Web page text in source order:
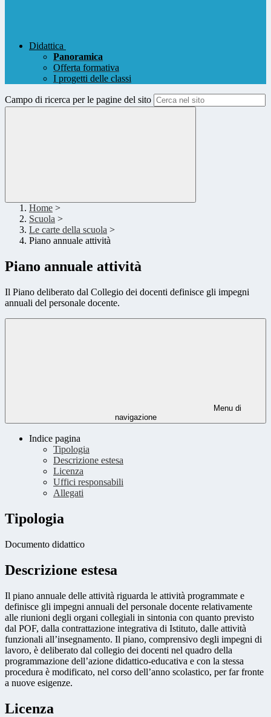
Didattica
Panoramica
Offerta formativa
I progetti delle classi
Campo di ricerca per le pagine del sito
Home >
Scuola >
Le carte della scuola >
Piano annuale attività
Piano annuale attività
Il Piano deliberato dal Collegio dei docenti definisce gli impegni
annuali del personale docente.
Menu di
navigazione
Indice pagina
Tipologia
Descrizione estesa
Licenza
Uffici responsabili
Allegati
Tipologia
Documento didattico
Descrizione estesa
Il piano annuale delle attività riguarda le attività programmate e
definisce gli impegni annuali del personale docente relativamente
alle riunioni degli organi collegiali in sintonia con quanto previsto
dal POF, dalla contrattazione integrativa di Istituto, dalle attività
funzionali all’insegnamento. Il piano, comprensivo degli impegni di
lavoro, è deliberato dal collegio dei docenti nel quadro della
programmazione dell’azione didattico-educativa e con la stessa
procedura è modificato, nel corso dell’anno scolastico, per far fronte
a nuove esigenze.
Licenza